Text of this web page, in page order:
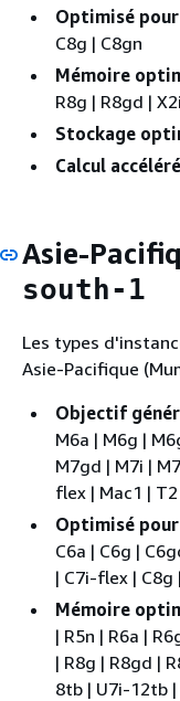
Optimisé
C8g | C8gn
Mémoire
R8g | R8gd |
Stockage
Calcul
Asie-
south-1
Les types
Asie-Pacifique
Objectif
M6a | M6g |
M7gd | M7i |
flex | Mac1 |
Optimisé
C6a | C6g |
| C7i-flex | C8g
Mémoire
| R5n | R6a |
| R8g | R8gd |
8tb | U7i-12tb |